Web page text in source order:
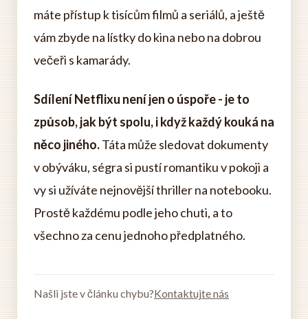
máte přístup k tisícům filmů a seriálů, a ještě
vám zbyde na lístky do kina nebo na dobrou
večeři s kamarády.
Sdílení Netflixu není jen o úspoře - je to
způsob, jak být spolu, i když každý kouká na
něco jiného.Táta může sledovat dokumenty
v obýváku, ségra si pustí romantiku v pokoji a
vy si užíváte nejnovější thriller na notebooku.
Prostě každému podle jeho chuti, a to
všechno za cenu jednoho předplatného.
Našli jste v článku chybu?Kontaktujte nás